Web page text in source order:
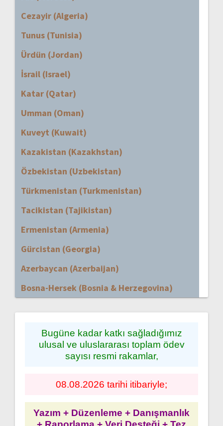
Cezayir (Algeria)
Tunus (Tunisia)
Ürdün (Jordan)
İsrail (Israel)
Katar (Qatar)
Umman (Oman)
Kuveyt (Kuwait)
Kazakistan (Kazakhstan)
Özbekistan (Uzbekistan)
Türkmenistan (Turkmenistan)
Tacikistan (Tajikistan)
Ermenistan (Armenia)
Gürcistan (Georgia)
Azerbaycan (Azerbaijan)
Bosna-Hersek (Bosnia & Herzegovina)
Bugüne kadar katkı sağladığımız
ulusal ve uluslararası toplam ödev
sayısı resmi rakamlar,
08.08.2026 tarihi itibariyle;
Yazım + Düzenleme + Danışmanlık